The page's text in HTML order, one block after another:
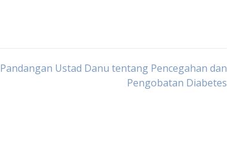
Pandangan Ustad Danu tentang Pencegahan dan
Pengobatan Diabetes